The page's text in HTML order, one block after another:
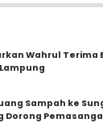
Wahrul Terima
Sampah ke
Dorong